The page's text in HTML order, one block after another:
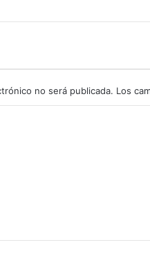
no será publicada. Los